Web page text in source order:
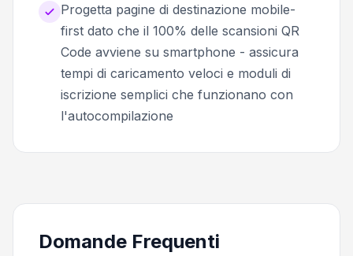
Progetta pagine di destinazione mobile-
first dato che il 100% delle scansioni QR
Code avviene su smartphone - assicura
tempi di caricamento veloci e moduli di
iscrizione semplici che funzionano con
l'autocompilazione
Domande Frequenti